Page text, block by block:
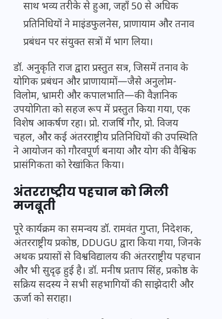
साथ भव्य तरीके से हुआ, जहाँ 50 से अधिक
प्रतिनिधियों ने माइंडफुलनेस, प्राणायाम और तनाव
प्रबंधन पर संयुक्त सत्रों में भाग लिया।
डॉ. अनुकृति राज द्वारा प्रस्तुत सत्र, जिसमें तनाव के
योगिक प्रबंधन और प्राणायामों—जैसे अनुलोम-
विलोम, भ्रामरी और कपालभाति—की वैज्ञानिक
उपयोगिता को सहज रूप में प्रस्तुत किया गया, एक
विशेष आकर्षण रहा। प्रो. राजर्षि गौर, प्रो. विजय
चहल, और कई अंतरराष्ट्रीय प्रतिनिधियों की उपस्थिति
ने आयोजन को गौरवपूर्ण बनाया और योग की वैश्विक
प्रासंगिकता को रेखांकित किया।
अंतरराष्ट्रीय पहचान को मिली
मजबूती
पूरे कार्यक्रम का समन्वय डॉ. रामवंत गुप्ता, निदेशक,
अंतरराष्ट्रीय प्रकोष्ठ, DDUGU द्वारा किया गया, जिनके
अथक प्रयासों से विश्वविद्यालय की अंतरराष्ट्रीय पहचान
और भी सुदृढ़ हुई है। डॉ. मनीष प्रताप सिंह, प्रकोष्ठ के
सक्रिय सदस्य ने सभी सहभागियों की साझेदारी और
ऊर्जा को सराहा।